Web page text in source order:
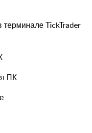
терминале TickTrader
ПК